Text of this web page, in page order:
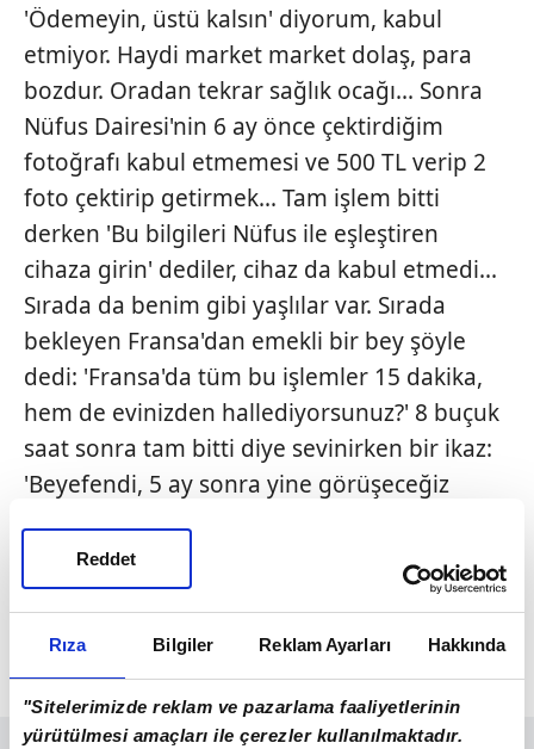
Rıza Bilgiler Reklam Ayarları Hakkında
"Sitelerimizde reklam ve pazarlama faaliyetlerinin
yürütülmesi amaçları ile çerezler kullanılmaktadır.
Reddet
'Ödemeyin, üstü kalsın' diyorum, kabul
etmiyor. Haydi market market dolaş, para
bozdur. Oradan tekrar sağlık ocağı... Sonra
Nüfus Dairesi'nin 6 ay önce çektirdiğim
fotoğrafı kabul etmemesi ve 500 TL verip 2
foto çektirip getirmek... Tam işlem bitti
derken 'Bu bilgileri Nüfus ile eşleştiren
cihaza girin' dediler, cihaz da kabul etmedi...
Sırada da benim gibi yaşlılar var. Sırada
bekleyen Fransa'dan emekli bir bey şöyle
dedi: 'Fransa'da tüm bu işlemler 15 dakika,
hem de evinizden hallediyorsunuz?' 8 buçuk
saat sonra tam bitti diye sevinirken bir ikaz:
'Beyefendi, 5 ay sonra yine görüşeceğiz
bitiyor ve aynı işlemleri tekrar yapmanız
gerekecek!!!
Ben Fransa'ya gidiyorum arkadaş... Orada
yapacağım işlemleri. :) Sevgiler..."